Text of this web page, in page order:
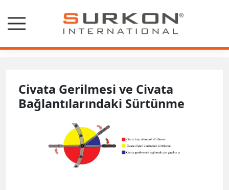
Civata Gerilmesi ve Civata
Bağlantılarındaki Sürtünme